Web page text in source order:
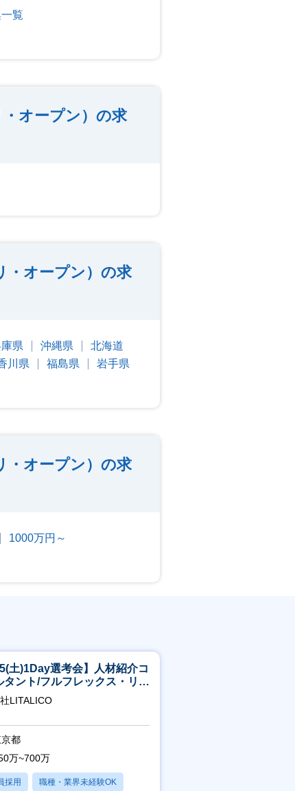
覧
オープン）の求
・オープン）の求
県 沖縄県
北海道
川県 福島県
岩手県
・オープン）の求
1000万円～
5(土)1Day選考会】人材紹介コ
タント/フルフレックス・リモ
休最長6年取得可
LITALICO
都
万~700万
採用 職種・業界未経験OK